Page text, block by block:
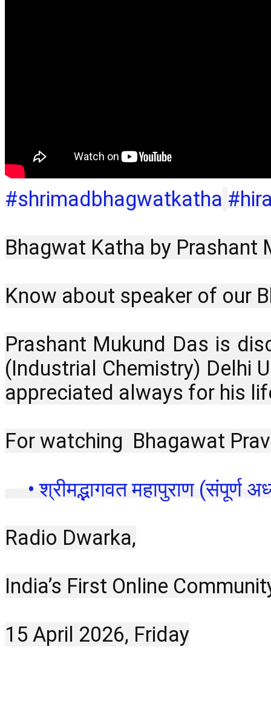
#shrimadbhagwatkatha
Bhagwat Katha by Prashant
Know about speaker of our
Prashant Mukund Das is
(Industrial Chemistry) Delhi
appreciated always for his
For watching  Bhagawat
• श्रीमद्भागवत महापुराण (संपूर्ण
Radio Dwarka,
India’s First Online
15 April 2026, Friday